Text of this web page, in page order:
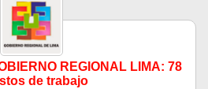
REGIONAL LIMA: 78
de trabajo